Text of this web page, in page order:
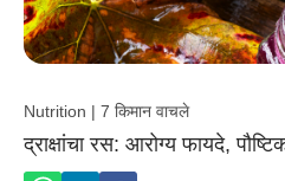
Nutrition | 7 किमान वाचले
द्राक्षांचा रस: आरोग्य फायदे,